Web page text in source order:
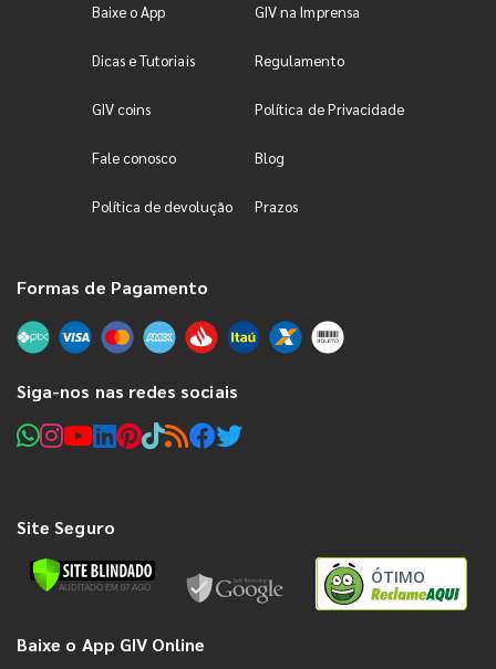
Baixe o App GIV na Imprensa
Dicas e Tutoriais Regulamento
GIV coins Política de Privacidade
Fale conosco Blog
Política de devolução Prazos
Formas de Pagamento
Siga-nos nas redes sociais
Site Seguro
ÓTIMO
Baixe o App GIV Online